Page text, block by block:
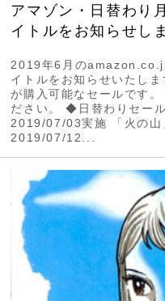
アマゾン・日替わり
イトルをお知らせし
2019年6月の
イトルをお知らせいたし
が購入可能なセールです
ださい。 ◆日替わりセー
2019/07/03実施 「火の
2019/07/12...